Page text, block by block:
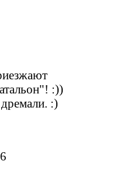
:))
:)